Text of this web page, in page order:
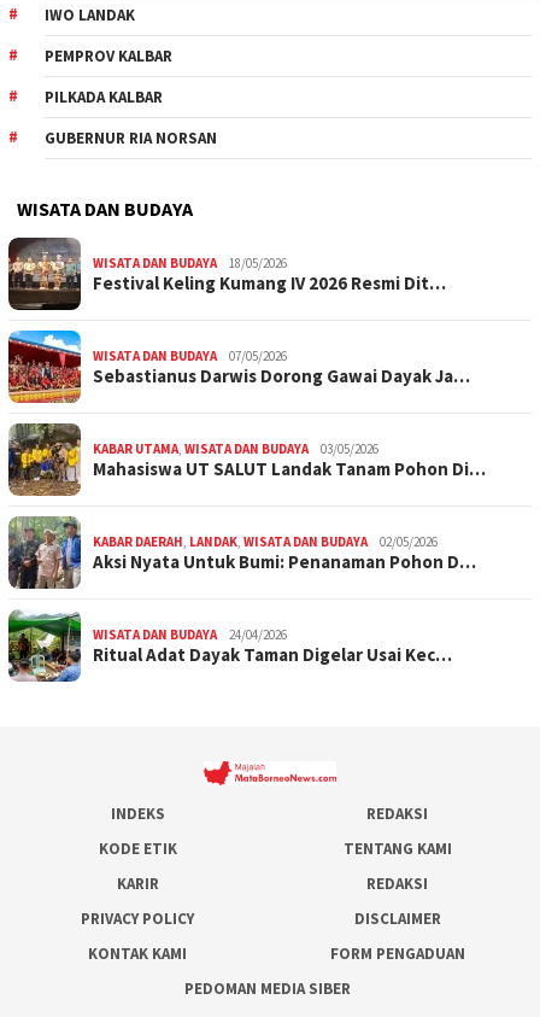
IWO LANDAK
PEMPROV KALBAR
PILKADA KALBAR
GUBERNUR RIA NORSAN
WISATA DAN BUDAYA
WISATA DAN BUDAYA 18/05/2026
Festival Keling Kumang IV 2026 Resmi Dit…
WISATA DAN BUDAYA 07/05/2026
Sebastianus Darwis Dorong Gawai Dayak Ja…
KABAR UTAMA, WISATA DAN BUDAYA 03/05/2026
Mahasiswa UT SALUT Landak Tanam Pohon Di…
KABAR DAERAH, LANDAK, WISATA DAN BUDAYA 02/05/2026
Aksi Nyata Untuk Bumi: Penanaman Pohon D…
WISATA DAN BUDAYA 24/04/2026
Ritual Adat Dayak Taman Digelar Usai Kec…
INDEKS
REDAKSI
KODE ETIK
TENTANG KAMI
KARIR
REDAKSI
PRIVACY POLICY
DISCLAIMER
KONTAK KAMI
FORM PENGADUAN
PEDOMAN MEDIA SIBER